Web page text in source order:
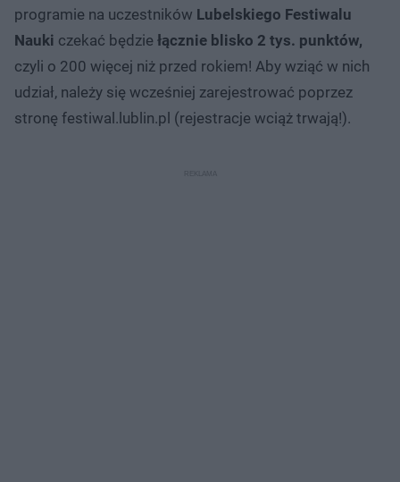
programie na uczestników Lubelskiego Festiwalu
Nauki czekać będzie łącznie blisko 2 tys. punktów,
czyli o 200 więcej niż przed rokiem! Aby wziąć w nich
udział, należy się wcześniej zarejestrować poprzez
stronę festiwal.lublin.pl (rejestracje wciąż trwają!).